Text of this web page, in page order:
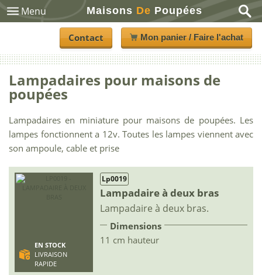
Menu Maisons De Poupées
Contact Mon panier / Faire l'achat
Lampadaires pour maisons de
poupées
Lampadaires en miniature pour maisons de poupées. Les
lampes fonctionnent a 12v. Toutes les lampes viennent avec
son ampoule, cable et prise
EN STOCK
LIVRAISON
RAPIDE
Lp0019
Lampadaire à deux bras
Lampadaire à deux bras.
Dimensions
11 cm hauteur